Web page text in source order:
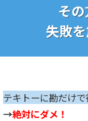
そ
失敗
テキトーに勘だけで
→絶対にダメ！